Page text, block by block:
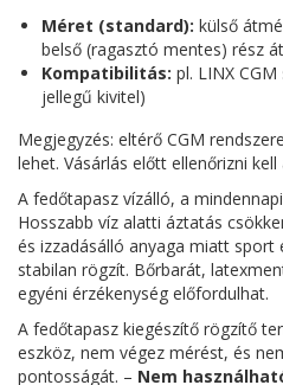
Méret (standard): külső
belső (ragasztó mentes) rész
Kompatibilitás: pl. LINX
jellegű kivitel)
Megjegyzés: eltérő CGM
lehet. Vásárlás előtt ellenőrizni
A fedőtapasz vízálló, a
Hosszabb víz alatti áztatás
és izzadásálló anyaga miatt sport
stabilan rögzít. Bőrbarát,
egyéni érzékenység előfordulhat.
A fedőtapasz kiegészítő rögzítő
eszköz, nem végez mérést, és
pontosságát. – Nem